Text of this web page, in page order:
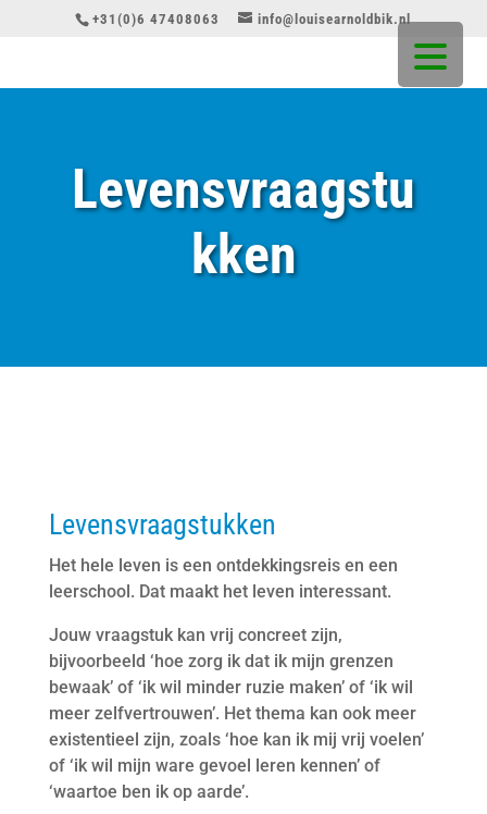
+31(0)6 47408063 info@louisearnoldbik.nl
Levensvraagstu
kken
Levensvraagstukken
Het hele leven is een ontdekkingsreis en een
leerschool. Dat maakt het leven interessant.
Jouw vraagstuk kan vrij concreet zijn,
bijvoorbeeld ‘hoe zorg ik dat ik mijn grenzen
bewaak’ of ‘ik wil minder ruzie maken’ of ‘ik wil
meer zelfvertrouwen’. Het thema kan ook meer
existentieel zijn, zoals ‘hoe kan ik mij vrij voelen’
of ‘ik wil mijn ware gevoel leren kennen’ of
‘waartoe ben ik op aarde’.